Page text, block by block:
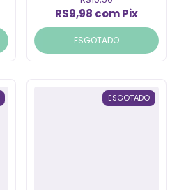
R$9,98 com Pix
ESGOTADO
ESGOTADO